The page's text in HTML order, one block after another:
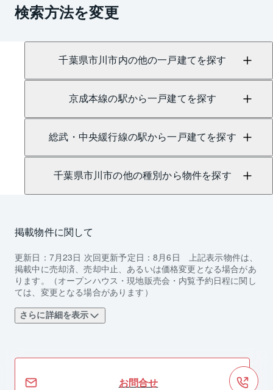
検索方法を変更
千葉県市川市内の他の一戸建てを探す
京成本線の駅から一戸建てを探す
総武・中央緩行線の駅から一戸建てを探す
千葉県市川市の他の種別から物件を探す
掲載物件に関して
更新日： 7月23日 次回更新予定日：8月6日
上記表示物件は、
掲載中に売却済、売却中止、あるいは価格変更となる場合があ
ります。（オープンハウス・現地販売会・内覧予約日程に関し
ては、変更となる場合があります）
さらに詳細を表示
お問合せ